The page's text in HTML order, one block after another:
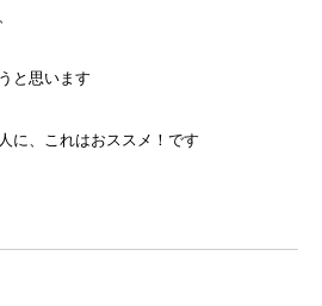
と思います
に、これはおススメ！です